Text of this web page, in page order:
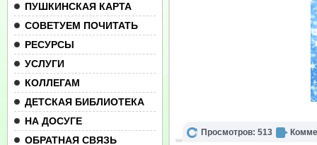
ПУШКИНСКАЯ КАРТА
СОВЕТУЕМ ПОЧИТАТЬ
РЕСУРСЫ
УСЛУГИ
КОЛЛЕГАМ
ДЕТСКАЯ БИБЛИОТЕКА
НА ДОСУГЕ
ОБРАТНАЯ СВЯЗЬ
Просмотров: 513